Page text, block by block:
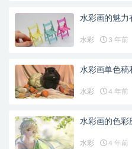
水彩画的魅力
水彩 3 年前
水彩画单色稿
水彩 4 年前
水彩画的色彩
水彩 4 年前